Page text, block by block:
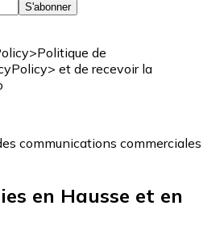
S'abonner
de
et de recevoir la
communications commerciales
en Hausse et en